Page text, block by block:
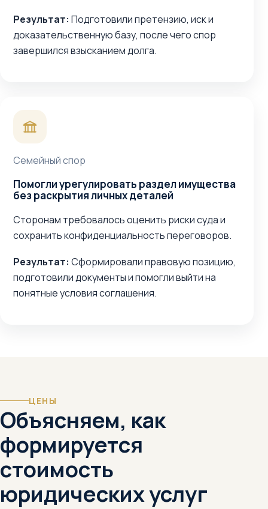
Результат: Подготовили претензию, иск и
доказательственную базу, после чего спор
завершился взысканием долга.
Семейный спор
Помогли урегулировать раздел имущества
без раскрытия личных деталей
Сторонам требовалось оценить риски суда и
сохранить конфиденциальность переговоров.
Результат: Сформировали правовую позицию,
подготовили документы и помогли выйти на
понятные условия соглашения.
ЦЕНЫ
Объясняем, как
формируется
стоимость
юридических услуг